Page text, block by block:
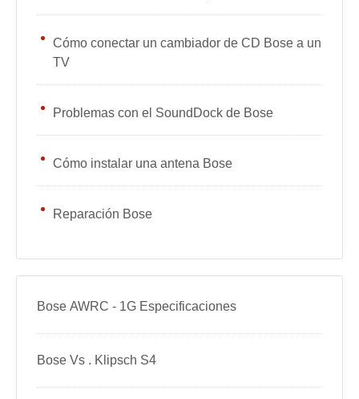
Cómo conectar un cambiador de CD Bose a un
TV
Problemas con el SoundDock de Bose
Cómo instalar una antena Bose
Reparación Bose
Bose AWRC - 1G Especificaciones
Bose Vs . Klipsch S4